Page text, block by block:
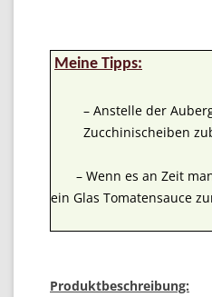
Meine Tipps:
– Anstelle der
Zucchinischeiben
– Wenn es an Zeit
ein Glas Tomatensauce
Produktbeschreibung: